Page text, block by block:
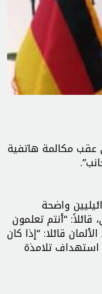
عقب مكالمة هاتفية
واضحة
قائلاً: “أنتم تعلمون
قائلا: “إذا كان
استهداف تلامذة